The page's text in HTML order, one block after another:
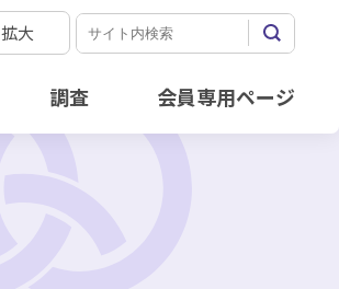
拡大
調査 会員専用ページ